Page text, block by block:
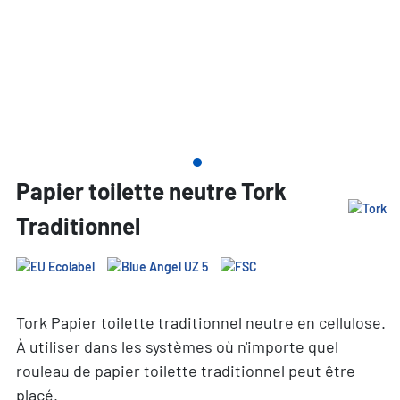
Papier toilette neutre Tork
Traditionnel
Tork Papier toilette traditionnel neutre en cellulose.
À utiliser dans les systèmes où n'importe quel
rouleau de papier toilette traditionnel peut être
placé.